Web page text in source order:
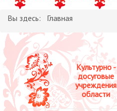
Вы здесь: Главная
Культурно -
досуговые
учреждения
области